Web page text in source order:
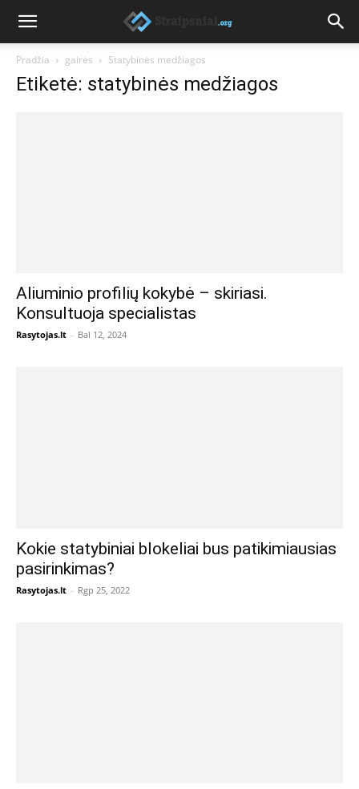
Pradžia gairės Statybinės medžiagos
Etiketė: statybinės medžiagos
Aliuminio profilių kokybė – skiriasi.
Konsultuoja specialistas
Rasytojas.lt - Bal 12, 2024
Kokie statybiniai blokeliai bus patikimiausias
pasirinkimas?
Rasytojas.lt - Rgp 25, 2022